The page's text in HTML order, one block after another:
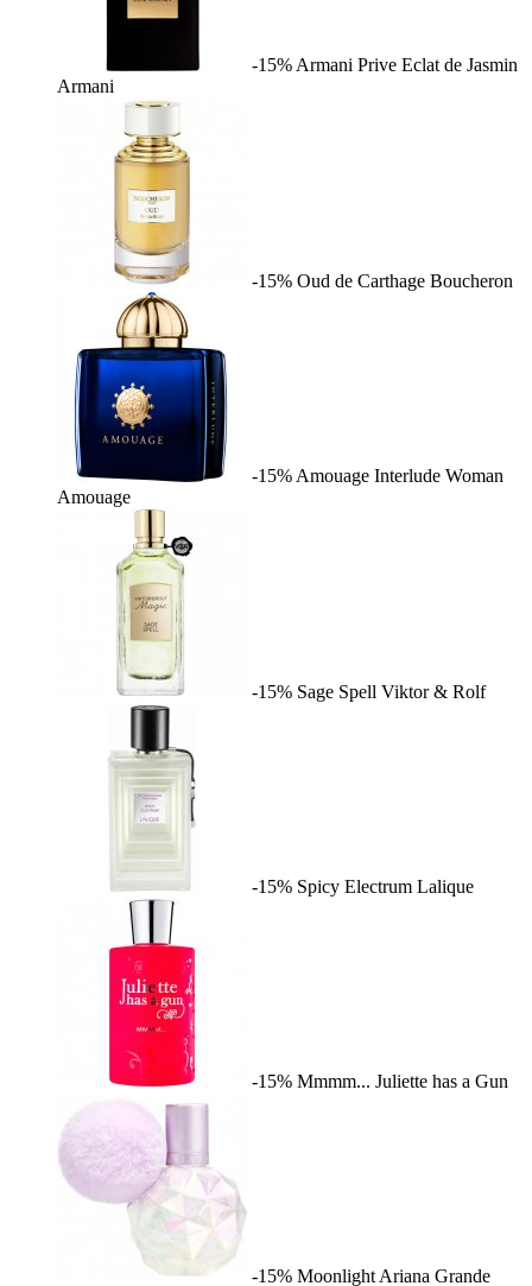
-15% Armani Prive Eclat de Jasmin
Armani
-15% Oud de Carthage Boucheron
-15% Amouage Interlude Woman
Amouage
-15% Sage Spell Viktor & Rolf
-15% Spicy Electrum Lalique
-15% Mmmm... Juliette has a Gun
-15% Moonlight Ariana Grande